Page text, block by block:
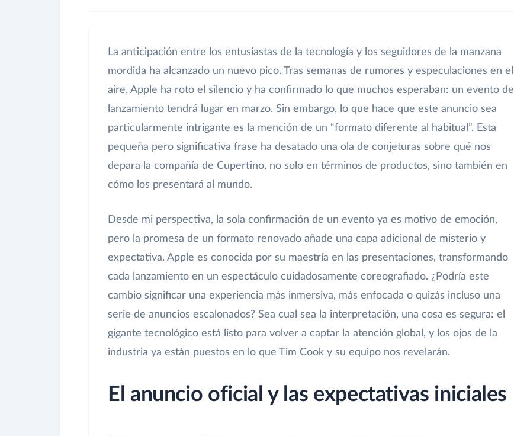
La anticipación entre los entusiastas de la tecnología y los seguidores de la manzana
mordida ha alcanzado un nuevo pico. Tras semanas de rumores y especulaciones en el
aire, Apple ha roto el silencio y ha confirmado lo que muchos esperaban: un evento de
lanzamiento tendrá lugar en marzo. Sin embargo, lo que hace que este anuncio sea
particularmente intrigante es la mención de un “formato diferente al habitual”. Esta
pequeña pero significativa frase ha desatado una ola de conjeturas sobre qué nos
depara la compañía de Cupertino, no solo en términos de productos, sino también en
cómo los presentará al mundo.
Desde mi perspectiva, la sola confirmación de un evento ya es motivo de emoción,
pero la promesa de un formato renovado añade una capa adicional de misterio y
expectativa. Apple es conocida por su maestría en las presentaciones, transformando
cada lanzamiento en un espectáculo cuidadosamente coreografiado. ¿Podría este
cambio significar una experiencia más inmersiva, más enfocada o quizás incluso una
serie de anuncios escalonados? Sea cual sea la interpretación, una cosa es segura: el
gigante tecnológico está listo para volver a captar la atención global, y los ojos de la
industria ya están puestos en lo que Tim Cook y su equipo nos revelarán.
El anuncio oficial y las expectativas iniciales